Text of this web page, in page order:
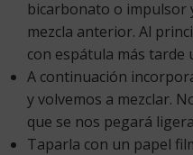
bicarbonato o impulsor
mezcla anterior. Al
con espátula más tarde
A continuación
y volvemos a mezclar.
que se nos pegará
Taparla con un papel